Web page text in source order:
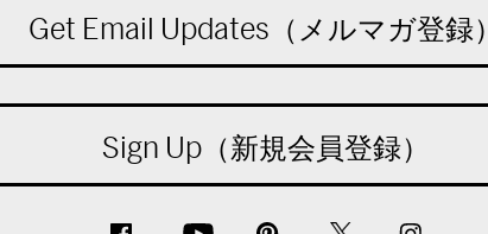
Get Email Updates（メルマガ登録）
Sign Up（新規会員登録）